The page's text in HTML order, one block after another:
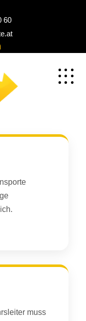
60
muss